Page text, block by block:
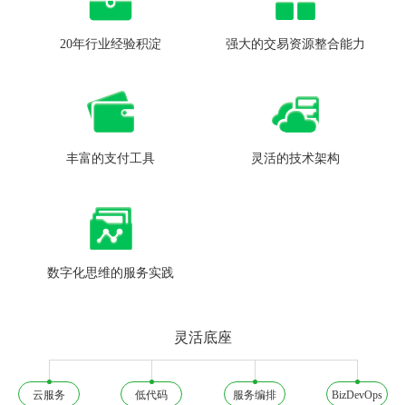
20年行业经验积淀 强大的交易资源整合能力
丰富的支付工具 灵活的技术架构
数字化思维的服务实践
灵活底座
云服务 低代码 服务编排 BizDevOps